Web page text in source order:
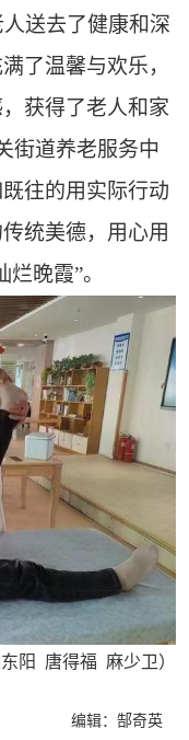
送去了健康和深
了温馨与欢乐，
获得了老人和家
街道养老服务中
往的用实际行动
统美德，用心用
晚霞”。
东阳 唐得福 麻少卫）
编辑：郜奇英